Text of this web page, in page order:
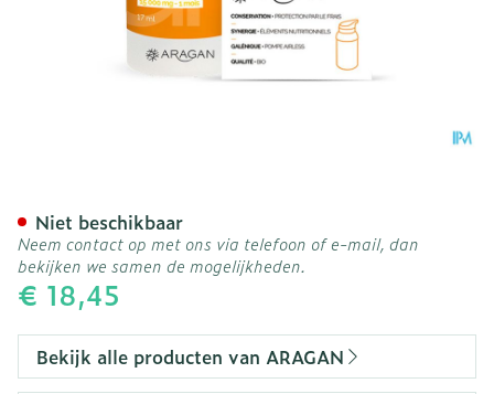
€ 18,45
Niet beschikbaar
Neem contact op met ons via telefoon of e-mail, dan
bekijken we samen de mogelijkheden.
Bekijk alle producten van ARAGAN